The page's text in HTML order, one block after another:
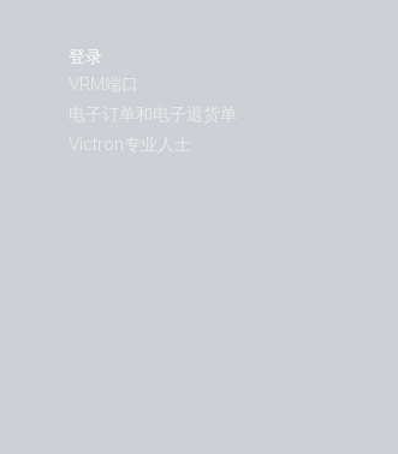
smallBMS-NG Cyrix Li charge SBP 220
登录
VRM端口
电子订单和电子退货单
Victron专业人士